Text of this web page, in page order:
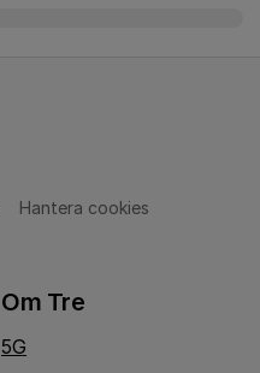
Hantera cookies
Om Tre
5G